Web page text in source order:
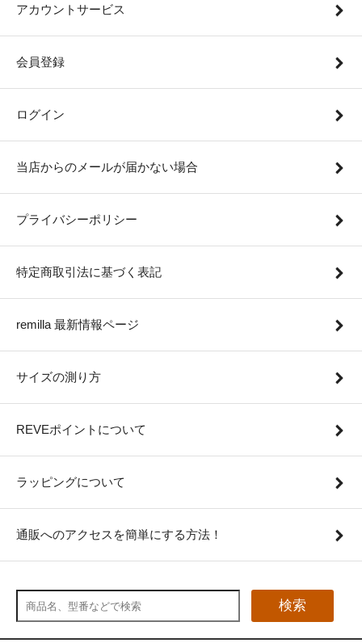
アカウントサービス
会員登録
ログイン
当店からのメールが届かない場合
プライバシーポリシー
特定商取引法に基づく表記
remilla 最新情報ページ
サイズの測り方
REVEポイントについて
ラッピングについて
通販へのアクセスを簡単にする方法！
検索